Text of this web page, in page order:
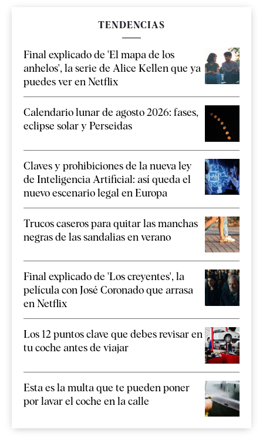
TENDENCIAS
Final explicado de 'El mapa de los
anhelos', la serie de Alice Kellen que ya
puedes ver en Netflix
Calendario lunar de agosto 2026: fases,
eclipse solar y Perseidas
Claves y prohibiciones de la nueva ley
de Inteligencia Artificial: así queda el
nuevo escenario legal en Europa
Trucos caseros para quitar las manchas
negras de las sandalias en verano
Final explicado de 'Los creyentes', la
película con José Coronado que arrasa
en Netflix
Los 12 puntos clave que debes revisar en
tu coche antes de viajar
Esta es la multa que te pueden poner
por lavar el coche en la calle